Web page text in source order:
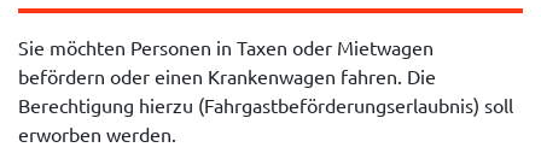
Sie möchten Personen in Taxen oder Mietwagen
befördern oder einen Krankenwagen fahren. Die
Berechtigung hierzu (Fahrgastbeförderungserlaubnis) soll
erworben werden.